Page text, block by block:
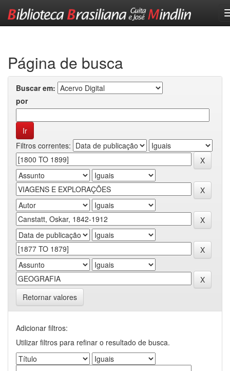
Página de busca
Buscar em:
por
Filtros correntes:
Retornar valores
Adicionar filtros:
Utilizar filtros para refinar o resultado de busca.